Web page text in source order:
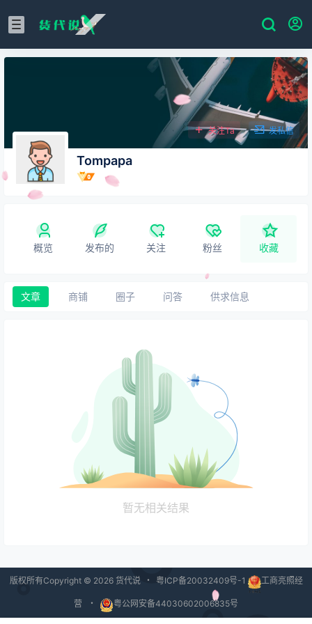
Tompapa
关注Ta 发私信
概览 发布的 关注 粉丝 收藏
文章 商铺 圈子 问答 供求信息
暂无相关结果
版权所有Copyright © 2026货代说 ・ 粤ICP备20032409号-1 工商亮照经
营 ・
粤公网安备44030602006835号